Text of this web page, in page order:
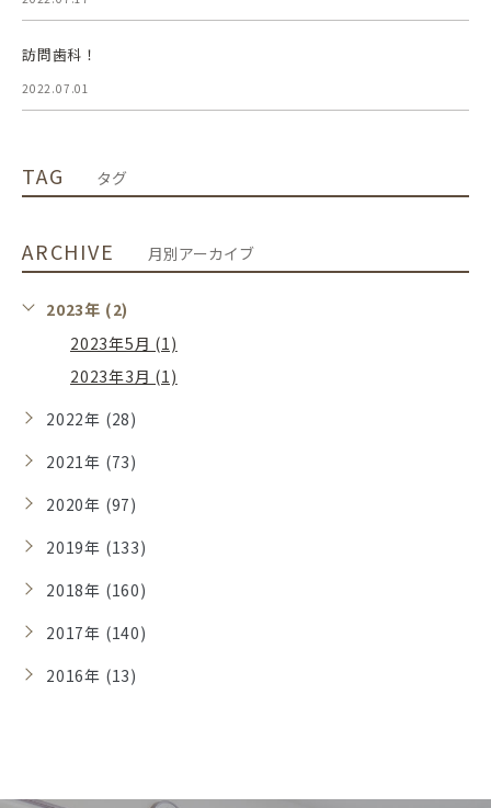
訪問歯科！
2022.07.01
TAG タグ
ARCHIVE 月別アーカイブ
2023年 (2)
2023年5月 (1)
2023年3月 (1)
2022年 (28)
2021年 (73)
2020年 (97)
2019年 (133)
2018年 (160)
2017年 (140)
2016年 (13)